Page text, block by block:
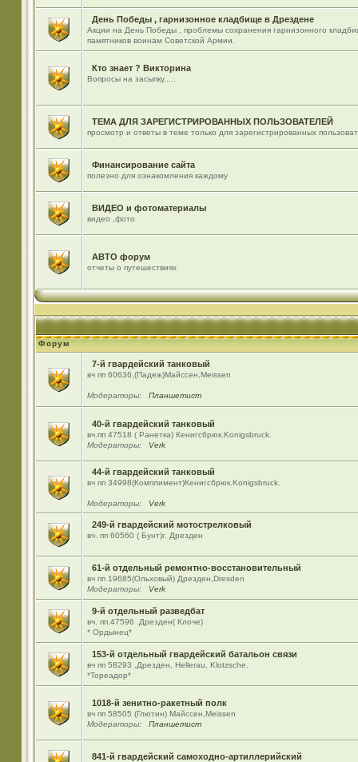
День Победы , гарнизонное кладбище в Дрездене
Акции на День Победы , проблемы сохранения гарнизонного
памятников воинам Советской Армии.
Кто знает ? Викторина
Вопросы на засыпку.....
ТЕМА ДЛЯ ЗАРЕГИСТРИРОВАННЫХ ПОЛЬЗОВАТЕЛЕЙ
просмотр и ответы в теме только для зарегистрированных
Финансирование сайта
полезно для ознакомления каждому
ВИДЕО и фотоматериалы
видео ,фото
АВТО форум
отчеты о путешествиях
Форум
7-й гвардейский танковый
вч пп 60636,(Падеж)Майсcен,Meissen
Модераторы: Планшетист
40-й гвардейский танковый
вч.пп 47518 ( Ранетка) Кенигсбрюк.Konigsbruck.
Модераторы:
Verk
44-й гвардейский танковый
вч пп 34998(Комплимент)Кенигсбрюк.Konigsbruck.
Модераторы: Verk
249-й гвардейский мотострелковый
вч. пп 60560 ( Бунт)г. Дрезден
61-й отдельный ремонтно-восстановительный
вч пп 19685(Ольховый) Дрезден,Dresden
Модераторы:
Verk
9-й отдельный разведбат
вч. пп.47596 .Дрезден( Клоче)
* Ордынец*
153-й отдельный гвардейский батальон связи
вч пп 58293 ,Дрезден, Hellerau, Klotzsche.
*Тореадор*
1018-й зенитно-ракетный полк
вч пп 58505 (Глютин) Майсcен,Meissen
Модераторы:
Планшетист
841-й гвардейский самоходно-артиллерийский